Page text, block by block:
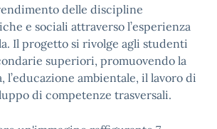
delle discipline
e sociali attraverso l’esperienza
Il progetto si rivolge agli studenti
superiori, promuovendo la
l’educazione ambientale, il lavoro di
di competenze trasversali.